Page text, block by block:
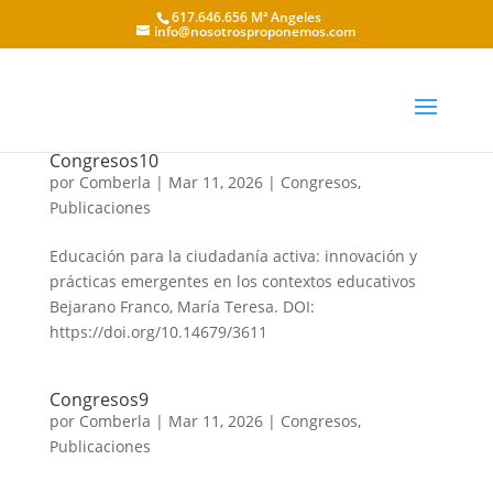
617.646.656 Mª Angeles
info@nosotrosproponemos.com
Congresos10
por Comberla | Mar 11, 2026| Congresos,
Publicaciones
Educación para la ciudadanía activa: innovación y
prácticas emergentes en los contextos educativos
Bejarano Franco, María Teresa. DOI:
https://doi.org/10.14679/3611
Congresos9
por Comberla | Mar 11, 2026| Congresos,
Publicaciones